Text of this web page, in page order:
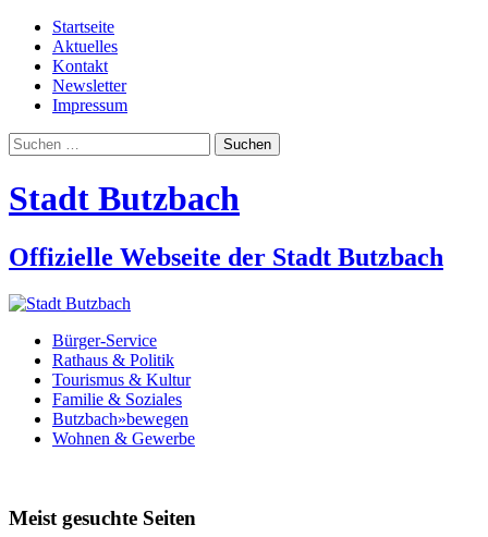
Startseite
Aktuelles
Kontakt
Newsletter
Impressum
Suchen
nach:
Stadt Butzbach
Offizielle Webseite der Stadt Butzbach
Bürger-Service
Rathaus & Politik
Tourismus & Kultur
Familie & Soziales
Butzbach»bewegen
Wohnen & Gewerbe
Meist gesuchte Seiten